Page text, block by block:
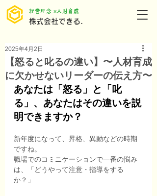
株式会社できる.
​経営理念 ×人財育成
【怒ると叱るの違い】〜人材育成
に欠かせないリーダーの伝え方〜
2025年4月2日
あなたは「怒る」と「叱
る」、あなたはその違いを説
明できますか？
新年度になって、昇格、異動などの時期
ですね。
職場でのコミニケーションで一番の悩み
は、「どうやって注意・指導をする
か？」